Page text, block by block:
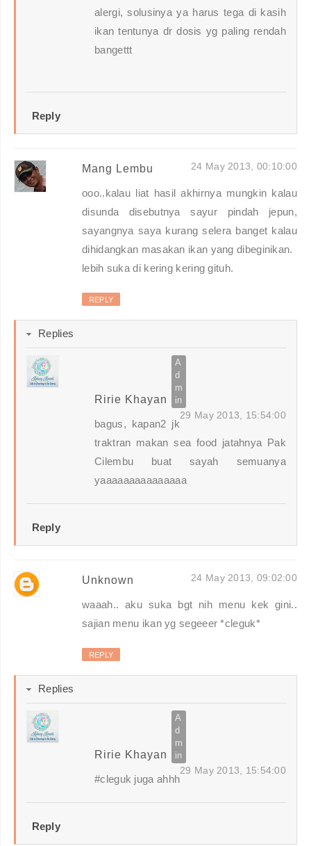
alergi, solusinya ya harus tega di kasih
ikan tentunya dr dosis yg paling rendah
bangettt
Reply
Mang Lembu 24 May 2013, 00:10:00
ooo..kalau liat hasil akhirnya mungkin kalau
disunda disebutnya sayur pindah jepun,
sayangnya saya kurang selera banget kalau
dihidangkan masakan ikan yang dibeginikan.
lebih suka di kering kering gituh.
REPLY
Replies
Ririe Khayan
29 May 2013, 15:54:00
bagus, kapan2 jk
traktran makan sea food jatahnya Pak
Cilembu buat sayah semuanya
yaaaaaaaaaaaaaaa
Reply
Unknown 24 May 2013, 09:02:00
waaah.. aku suka bgt nih menu kek gini..
sajian menu ikan yg segeeer *cleguk*
REPLY
Replies
Ririe Khayan
29 May 2013, 15:54:00
#cleguk juga ahhh
Reply